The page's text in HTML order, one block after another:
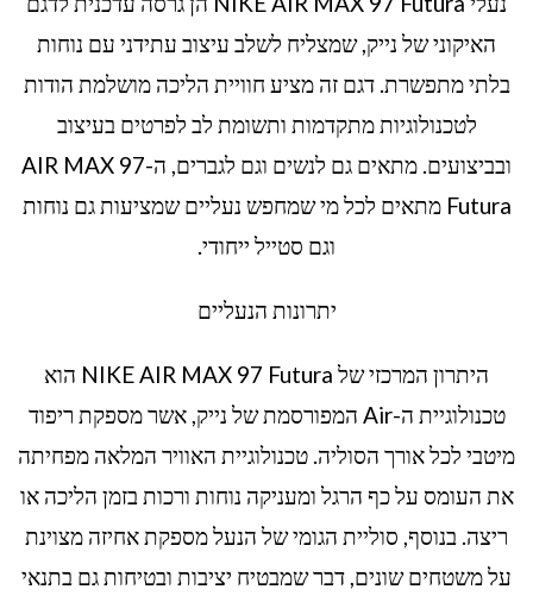
האיקוני של נייק, שמצליח לשלב עיצוב עתידני עם נוחות
בלתי מתפשרת. דגם זה מציע חוויית הליכה מושלמת הודות
לטכנולוגיות מתקדמות ותשומת לב לפרטים בעיצוב
ובביצועים. מתאים גם לנשים וגם לגברים, ה-AIR MAX 97
Futura מתאים לכל מי שמחפש נעליים שמציעות גם נוחות
וגם סטייל ייחודי.
יתרונות הנעליים
היתרון המרכזי של NIKE AIR MAX 97 Futura הוא
טכנולוגיית ה-Air המפורסמת של נייק, אשר מספקת ריפוד
מיטבי לכל אורך הסוליה. טכנולוגיית האוויר המלאה מפחיתה
את העומס על כף הרגל ומעניקה נוחות ורכות בזמן הליכה או
ריצה. בנוסף, סוליית הגומי של הנעל מספקת אחיזה מצוינת
על משטחים שונים, דבר שמבטיח יציבות ובטיחות גם בתנאי